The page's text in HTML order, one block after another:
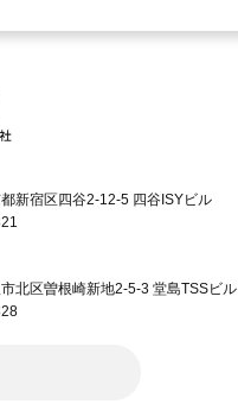
新宿区四谷2-12-5 四谷ISYビル
北区曽根崎新地2-5-3 堂島TSSビル